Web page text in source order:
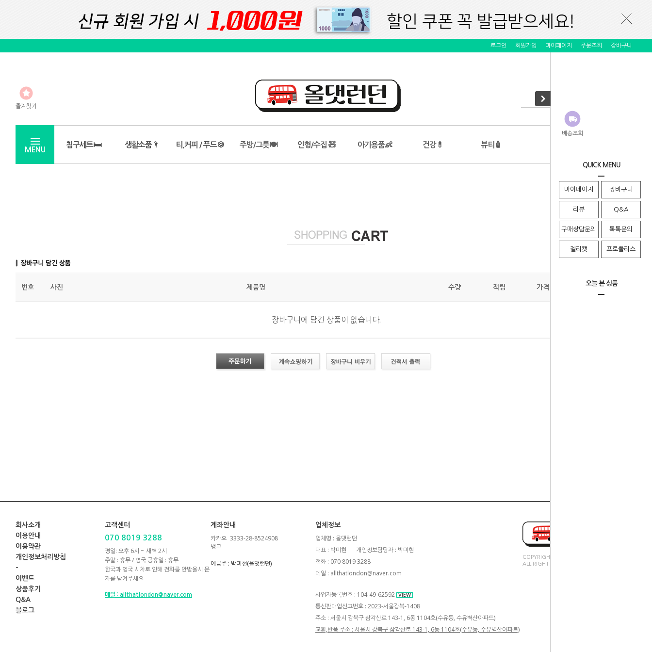
배송조회
QUICK MENU
마이페이지 장바구니
리뷰 Q&A
구매상담문의 톡톡문의
젤리캣 프로폴리스
오늘 본 상품
로그인 회원가입 마이페이지 주문조회 장바구니
즐겨찾기
MENU
침구세트🛏️ 생활소품🌂 티,커피 / 푸드🍪 주방/그릇🍽️ 인형/수집 🧸 아기용품👶 건강💊 뷰티🧴
Home > 장바구니
번호 사진 제품명 수량 적립 가격 취소
장바구니에 담긴 상품이 없습니다.
회사소개
이용안내
이용약관
개인정보처리방침
-
이벤트
상품후기
Q&A
블로그
고객센터
070 8019 3288
평일: 오후 6시 ~ 새벽 2시
주말 : 휴무 / 영국 공휴일 : 휴무
한국과 영국 시차로 인해 전화를 안받을시 문
자를 남겨주세요
메일 : allthatlondon@naver.com
계좌안내
카카오
뱅크
3333-28-8524908
예금주 : 박미현(올댓런던)
업체정보
업체명 : 올댓런던
대표 : 박미현
개인정보담당자 : 박미현
전화 : 070 8019 3288
메일 : allthatlondon@naver.com
사업자등록번호 : 104-49-62592 VIEW
통신판매업신고번호 : 2023-서울강북-1408
주소 : 서울시 강북구 삼각산로 143-1, 6동 1104호(수유동, 수유벽산아파트)
교환,반품 주소 : 서울시 강북구 삼각산로 143-1, 6동 1104호(수유동, 수유벽산아파트)
COPYRIGHT(C).
ALL RIGHT RESERVED.